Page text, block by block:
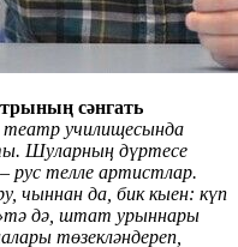
сәнгать
театр училищесында
Шуларның дүртесе
– рус телле артистлар.
чыннан да, бик кыен: күп
дә, штат урыннары
төзекләндереп,